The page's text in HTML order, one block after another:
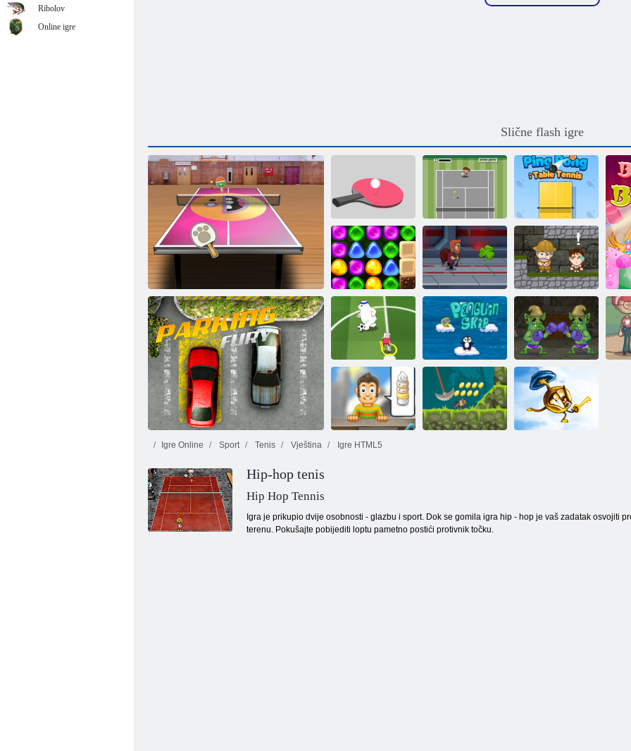
Slične flash igre
Majstor veslanja
Tvrda lopta Mini tenis
Stolni tenis:
Stolni tenis
Povratak u
Candyland 4:
Vrt Lollipop
Jet majstor Inca: Avantura
Crtani kup 2015
Pingvin
putovanja
Boks trolovi
Igre Online Sport Tenis Vještina Igre HTML5
Hip-hop tenis
Hip Hop Tennis
Igra je prikupio dvije osobnosti - glazbu i sport. Dok se gomila igra hip - hop je vaš zadatak osvojiti
terenu. Pokušajte pobijediti loptu pametno postići protivnik točku.
Ribolov
Online igre